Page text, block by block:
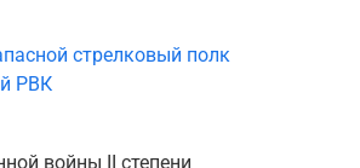
стрелковый полк
РВК
войны II степени